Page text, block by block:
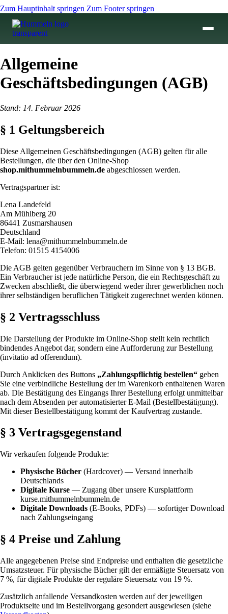
Zum Hauptinhalt springen Zum Footer springen
Allgemeine
Geschäftsbedingungen (AGB)
Stand: 14. Februar 2026
§ 1 Geltungsbereich
Diese Allgemeinen Geschäftsbedingungen (AGB) gelten für alle
Bestellungen, die über den Online-Shop
shop.mithummelnbummeln.de abgeschlossen werden.
Vertragspartner ist:
Lena Landefeld
Am Mühlberg 20
86441 Zusmarshausen
Deutschland
E-Mail: lena@mithummelnbummeln.de
Telefon: 01515 4154006
Die AGB gelten gegenüber Verbrauchern im Sinne von § 13 BGB.
Ein Verbraucher ist jede natürliche Person, die ein Rechtsgeschäft zu
Zwecken abschließt, die überwiegend weder ihrer gewerblichen noch
ihrer selbständigen beruflichen Tätigkeit zugerechnet werden können.
§ 2 Vertragsschluss
Die Darstellung der Produkte im Online-Shop stellt kein rechtlich
bindendes Angebot dar, sondern eine Aufforderung zur Bestellung
(invitatio ad offerendum).
Durch Anklicken des Buttons „Zahlungspflichtig bestellen“ geben
Sie eine verbindliche Bestellung der im Warenkorb enthaltenen Waren
ab. Die Bestätigung des Eingangs Ihrer Bestellung erfolgt unmittelbar
nach dem Absenden per automatisierter E-Mail (Bestellbestätigung).
Mit dieser Bestellbestätigung kommt der Kaufvertrag zustande.
§ 3 Vertragsgegenstand
Wir verkaufen folgende Produkte:
Physische Bücher (Hardcover) — Versand innerhalb
Deutschlands
Digitale Kurse — Zugang über unsere Kursplattform
kurse.mithummelnbummeln.de
Digitale Downloads (E-Books, PDFs) — sofortiger Download
nach Zahlungseingang
§ 4 Preise und Zahlung
Alle angegebenen Preise sind Endpreise und enthalten die gesetzliche
Umsatzsteuer. Für physische Bücher gilt der ermäßigte Steuersatz von
7 %, für digitale Produkte der reguläre Steuersatz von 19 %.
Zusätzlich anfallende Versandkosten werden auf der jeweiligen
Produktseite und im Bestellvorgang gesondert ausgewiesen (siehe